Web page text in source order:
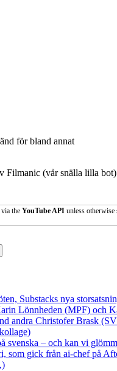
för bland annat
Filmanic (vår snälla lilla
the YouTube API unless otherwise
Substacks nya
Lönnheden (MPF) och
svenska – och kan vi
som gick från ai-chef på